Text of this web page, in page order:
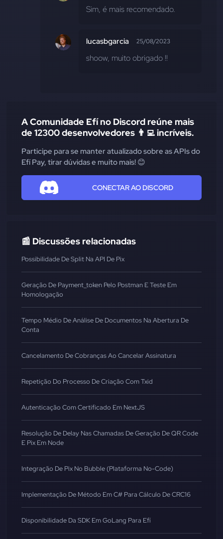
Sim, é mais recomendado.
lucasbgarcia 25/08/2023
shoow, muito obrigado !!
A Comunidade Efí no Discord reúne mais
de 12300 desenvolvedores 👨‍💻 incríveis.
Participe para se manter atualizado sobre as APIs do
Efí Pay, tirar dúvidas e muito mais! 😊
CONECTAR AO DISCORD
📰 Discussões relacionadas
Possibilidade De Split Na API De Pix
Geração De Payment_token Pelo Postman E Teste Em
Homologação
Tempo Médio De Análise De Documentos Na Abertura De
Conta
Cancelamento De Cobranças Ao Cancelar Assinatura
Repetição Do Processo De Criação Com Txid
Autenticação Com Certificado Em NextJS
Resolução De Delay Nas Chamadas De Geração De QR Code
E Pix Em Node
Integração De Pix No Bubble (Plataforma No-Code)
Implementação De Método Em C# Para Cálculo De CRC16
Disponibilidade Da SDK Em GoLang Para Efí